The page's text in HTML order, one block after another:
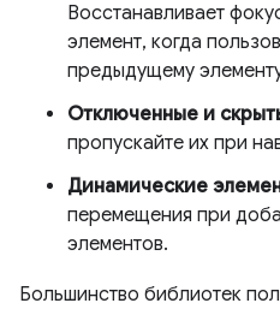
Восстанавливает
элемент, когда
предыдущему
Отключенные и
пропускайте их при
Динамические
перемещения при
элементов.
Большинство библиотек